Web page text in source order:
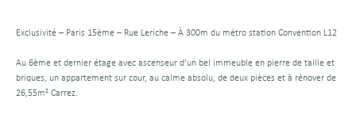
Exclusivité – Paris 15ème – Rue Leriche – À 300m du métro station Convention L12
Au 6ème et dernier étage avec ascenseur d’un bel immeuble en pierre de taille et
briques, un appartement sur cour, au calme absolu, de deux pièces et à rénover de
26,55m² Carrez.